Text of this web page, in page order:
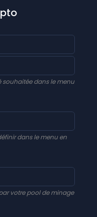
souhaitée dans le menu
dans le menu en
votre pool de minage